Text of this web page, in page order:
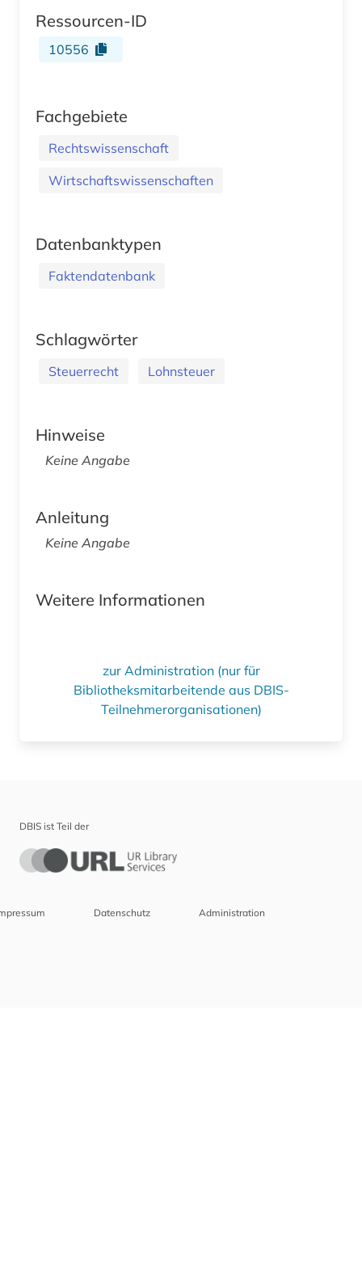
Ressourcen-ID
10556
Fachgebiete
Rechtswissenschaft
Wirtschaftswissenschaften
Datenbanktypen
Faktendatenbank
Schlagwörter
Steuerrecht Lohnsteuer
Hinweise
Keine Angabe
Anleitung
Keine Angabe
Weitere Informationen
zur Administration (nur für
Bibliotheksmitarbeitende aus DBIS-
Teilnehmerorganisationen)
DBIS ist Teil der
Datenschutz Administration